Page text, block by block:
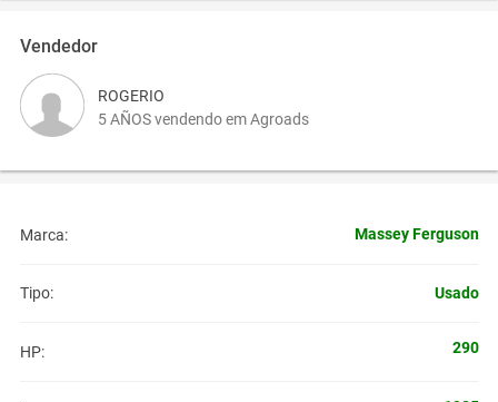
Vendedor
ROGERIO
5 AÑOS vendendo em Agroads
Marca: Massey Ferguson
Tipo: Usado
HP: 290